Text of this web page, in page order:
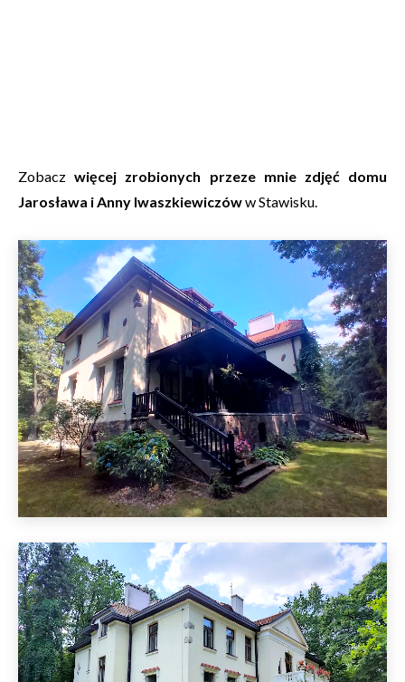
Zobaczwięcej zrobionych przeze mnie zdjęć domu
Jarosława i Anny Iwaszkiewiczóww Stawisku.